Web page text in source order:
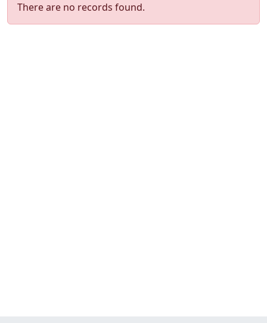
There are no records found.